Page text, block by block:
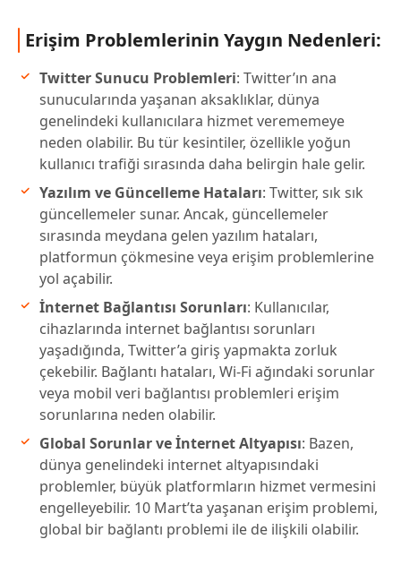
Erişim Problemlerinin Yaygın Nedenleri:
Twitter Sunucu Problemleri: Twitter’ın ana
sunucularında yaşanan aksaklıklar, dünya
genelindeki kullanıcılara hizmet verememeye
neden olabilir. Bu tür kesintiler, özellikle yoğun
kullanıcı trafiği sırasında daha belirgin hale gelir.
Yazılım ve Güncelleme Hataları: Twitter, sık sık
güncellemeler sunar. Ancak, güncellemeler
sırasında meydana gelen yazılım hataları,
platformun çökmesine veya erişim problemlerine
yol açabilir.
İnternet Bağlantısı Sorunları: Kullanıcılar,
cihazlarında internet bağlantısı sorunları
yaşadığında, Twitter’a giriş yapmakta zorluk
çekebilir. Bağlantı hataları, Wi-Fi ağındaki sorunlar
veya mobil veri bağlantısı problemleri erişim
sorunlarına neden olabilir.
Global Sorunlar ve İnternet Altyapısı: Bazen,
dünya genelindeki internet altyapısındaki
problemler, büyük platformların hizmet vermesini
engelleyebilir. 10 Mart’ta yaşanan erişim problemi,
global bir bağlantı problemi ile de ilişkili olabilir.